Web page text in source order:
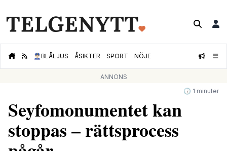
👮🏻‍♂️BLÅLJUS ÅSIKTER SPORT NÖJE
ANNONS
🕝 1 minuter
Seyfomonumentet kan
stoppas – rättsprocess